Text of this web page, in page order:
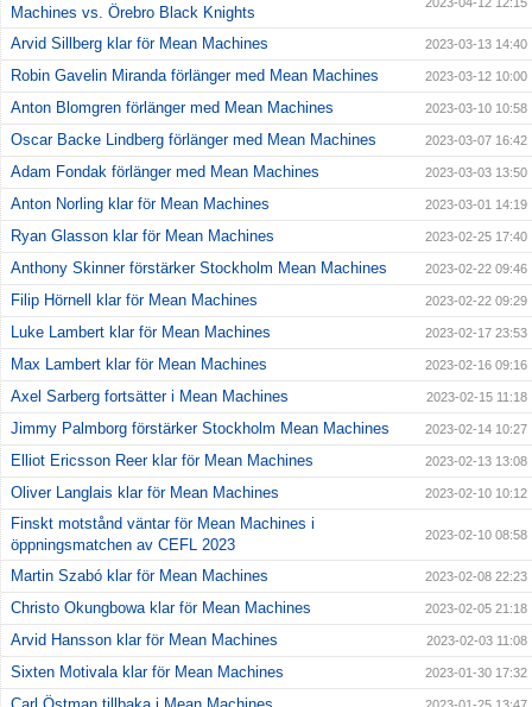
Machines vs. Örebro Black Knights
2023-04-12 12:15
Arvid Sillberg klar för Mean Machines 2023-03-13 14:40
Robin Gavelin Miranda förlänger med Mean Machines 2023-03-12 10:00
Anton Blomgren förlänger med Mean Machines 2023-03-10 10:58
Oscar Backe Lindberg förlänger med Mean Machines 2023-03-07 16:42
Adam Fondak förlänger med Mean Machines 2023-03-03 13:50
Anton Norling klar för Mean Machines 2023-03-01 14:19
Ryan Glasson klar för Mean Machines 2023-02-25 17:40
Anthony Skinner förstärker Stockholm Mean Machines 2023-02-22 09:46
Filip Hörnell klar för Mean Machines 2023-02-22 09:29
Luke Lambert klar för Mean Machines 2023-02-17 23:53
Max Lambert klar för Mean Machines 2023-02-16 09:16
Axel Sarberg fortsätter i Mean Machines 2023-02-15 11:18
Jimmy Palmborg förstärker Stockholm Mean Machines 2023-02-14 10:27
Elliot Ericsson Reer klar för Mean Machines 2023-02-13 13:08
Oliver Langlais klar för Mean Machines 2023-02-10 10:12
Finskt motstånd väntar för Mean Machines i
öppningsmatchen av CEFL 2023
2023-02-10 08:58
Martin Szabó klar för Mean Machines 2023-02-08 22:23
Christo Okungbowa klar för Mean Machines 2023-02-05 21:18
Arvid Hansson klar för Mean Machines 2023-02-03 11:08
Sixten Motivala klar för Mean Machines 2023-01-30 17:32